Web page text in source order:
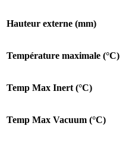
Hauteur externe (mm)
Température maximale (°C)
Temp Max Inert (°C)
Temp Max Vacuum (°C)